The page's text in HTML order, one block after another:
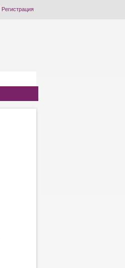
Регистрация